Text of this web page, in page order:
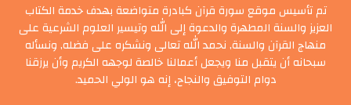
تم تأسيس موقع سورة قرآن كبادرة متواضعة بهدف خدمة الكتاب
العزيز والسنة المطهرة والدعوة إلى الله وتيسير العلوم الشرعية على
منهاج القرآن والسنة, نحمد الله تعالى ونشكره على فضله, ونسأله
سبحانه أن يتقبل منا ويجعل أعمالنا خالصة لوجهه الكريم وأن يرزقنا
دوام التوفيق والنجاح، إنه هو الولي الحميد.